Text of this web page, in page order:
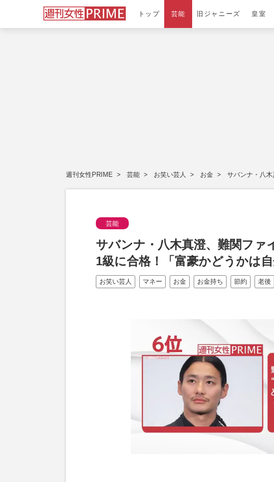
トップ 芸能 旧ジャニーズ 皇室
週刊女性PRIME 芸能 お笑い芸人 お金 サバンナ・八
芸能
サバンナ・八木真澄、難関ファ
1級に合格！「富豪かどうかは
お笑い芸人 マネー お金 お金持ち 節約 老後